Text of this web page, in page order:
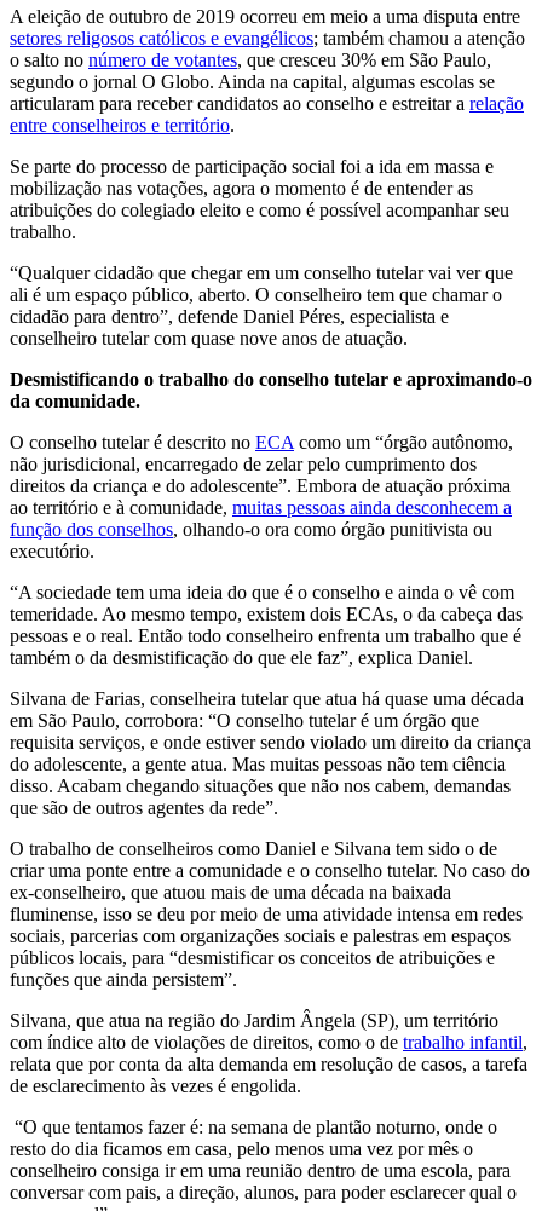
A eleição de outubro de 2019 ocorreu em meio a uma disputa entre
setores religosos católicos e evangélicos; também chamou a atenção
o salto no número de votantes, que cresceu 30% em São Paulo,
segundo o jornal O Globo. Ainda na capital, algumas escolas se
articularam para receber candidatos ao conselho e estreitar a relação
entre conselheiros e território.
Se parte do processo de participação social foi a ida em massa e
mobilização nas votações, agora o momento é de entender as
atribuições do colegiado eleito e como é possível acompanhar seu
trabalho.
“Qualquer cidadão que chegar em um conselho tutelar vai ver que
ali é um espaço público, aberto. O conselheiro tem que chamar o
cidadão para dentro”, defende Daniel Péres, especialista e
conselheiro tutelar com quase nove anos de atuação.
Desmistificando o trabalho do conselho tutelar e aproximando-o
da comunidade.
O conselho tutelar é descrito no ECA como um “órgão autônomo,
não jurisdicional, encarregado de zelar pelo cumprimento dos
direitos da criança e do adolescente”. Embora de atuação próxima
ao território e à comunidade, muitas pessoas ainda desconhecem a
função dos conselhos, olhando-o ora como órgão punitivista ou
executório.
“A sociedade tem uma ideia do que é o conselho e ainda o vê com
temeridade. Ao mesmo tempo, existem dois ECAs, o da cabeça das
pessoas e o real. Então todo conselheiro enfrenta um trabalho que é
também o da desmistificação do que ele faz”, explica Daniel.
Silvana de Farias, conselheira tutelar que atua há quase uma década
em São Paulo, corrobora: “O conselho tutelar é um órgão que
requisita serviços, e onde estiver sendo violado um direito da criança
do adolescente, a gente atua. Mas muitas pessoas não tem ciência
disso. Acabam chegando situações que não nos cabem, demandas
que são de outros agentes da rede”.
O trabalho de conselheiros como Daniel e Silvana tem sido o de
criar uma ponte entre a comunidade e o conselho tutelar. No caso do
ex-conselheiro, que atuou mais de uma década na baixada
fluminense, isso se deu por meio de uma atividade intensa em redes
sociais, parcerias com organizações sociais e palestras em espaços
públicos locais, para “desmistificar os conceitos de atribuições e
funções que ainda persistem”.
Silvana, que atua na região do Jardim Ângela (SP), um território
com índice alto de violações de direitos, como o de trabalho infantil,
relata que por conta da alta demanda em resolução de casos, a tarefa
de esclarecimento às vezes é engolida.
“O que tentamos fazer é: na semana de plantão noturno, onde o
resto do dia ficamos em casa, pelo menos uma vez por mês o
conselheiro consiga ir em uma reunião dentro de uma escola, para
conversar com pais, a direção, alunos, para poder esclarecer qual o